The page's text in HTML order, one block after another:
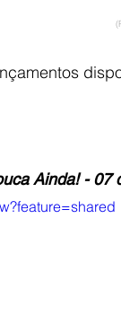
Ainda! - 07